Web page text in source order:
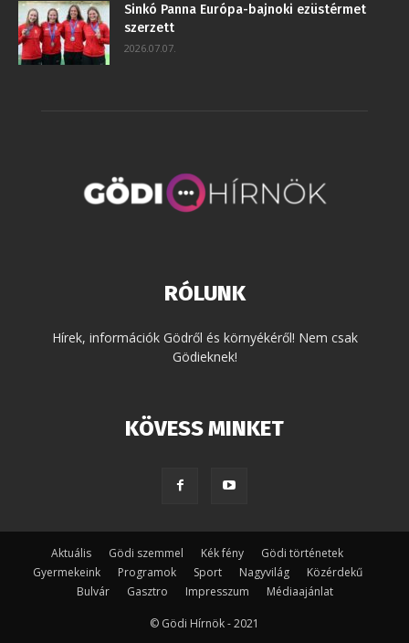
Sinkó Panna Európa-bajnoki ezüstérmet
szerzett
2026.07.07.
RÓLUNK
Hírek, információk Gödről és környékéről! Nem csak
Gödieknek!
KÖVESS MINKET
Aktuális Gödi szemmel Kék fény
Gödi történetek
Gyermekeink
Programok Sport Nagyvilág
Közérdekű
Bulvár
Gasztro Impresszum Médiaajánlat
© Gödi Hírnök - 2021